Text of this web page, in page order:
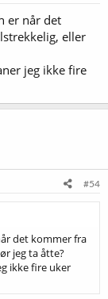
er når det
eller
jeg ikke fire
#54
det kommer fra
jeg ta åtte?
ikke fire uker